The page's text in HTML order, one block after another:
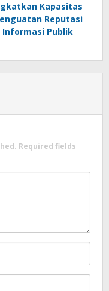
Kapasitas
Reputasi
Publik
Required fields